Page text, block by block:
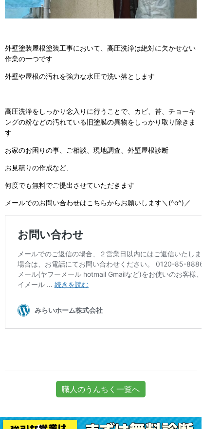
外壁塗装屋根塗装工事において、高圧洗浄は絶対に欠かせない
作業の一つです
外壁や屋根の汚れを強力な水圧で洗い落とします
高圧洗浄をしっかり念入りに行うことで、カビ、苔、チョーキ
ングの粉などの汚れている旧塗膜の異物をしっかり取り除きま
す
お家のお困りの事、ご相談、現地調査、外壁屋根診断
お見積りの作成など、
何度でも無料でご提出させていただきます
メールでのお問い合わせはこちらからお願いします＼(^o^)／
職人のうんちく一覧へ